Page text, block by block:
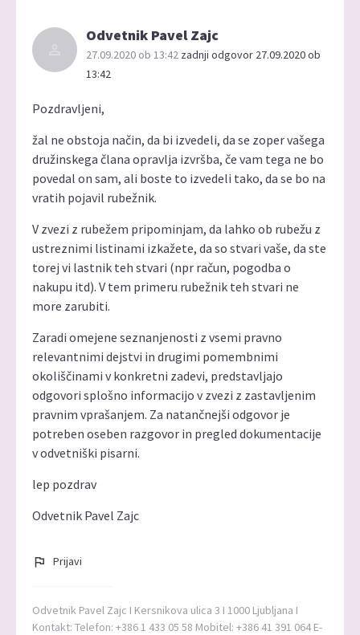
Odvetnik Pavel Zajc
27.09.2020 ob 13:42 zadnji odgovor 27.09.2020 ob
13:42
Pozdravljeni,
žal ne obstoja način, da bi izvedeli, da se zoper vašega
družinskega člana opravlja izvršba, če vam tega ne bo
povedal on sam, ali boste to izvedeli tako, da se bo na
vratih pojavil rubežnik.
V zvezi z rubežem pripominjam, da lahko ob rubežu z
ustreznimi listinami izkažete, da so stvari vaše, da ste
torej vi lastnik teh stvari (npr račun, pogodba o
nakupu itd). V tem primeru rubežnik teh stvari ne
more zarubiti.
Zaradi omejene seznanjenosti z vsemi pravno
relevantnimi dejstvi in drugimi pomembnimi
okoliščinami v konkretni zadevi, predstavljajo
odgovori splošno informacijo v zvezi z zastavljenim
pravnim vprašanjem. Za natančnejši odgovor je
potreben oseben razgovor in pregled dokumentacije
v odvetniški pisarni.
lep pozdrav
Odvetnik Pavel Zajc
Prijavi
Odvetnik Pavel Zajc I Kersnikova ulica 3 I 1000 Ljubljana I
Kontakt: Telefon: +386 1 433 05 58 Mobitel: +386 41 391 064 E-